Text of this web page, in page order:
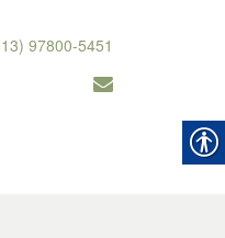
97800-5451